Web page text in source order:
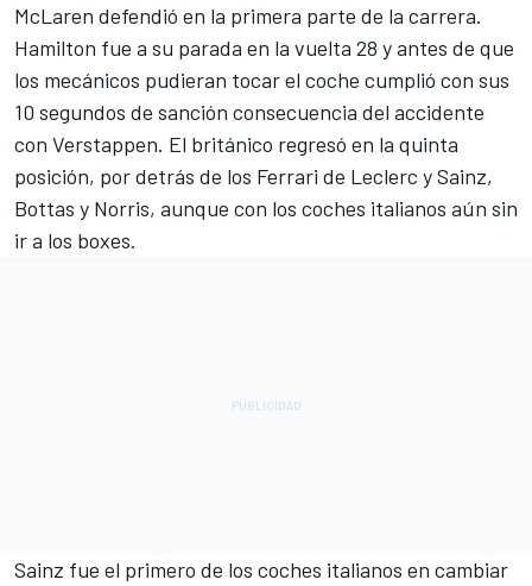
McLaren defendió en la primera parte de la carrera.
Hamilton fue a su parada en la vuelta 28 y antes de que
los mecánicos pudieran tocar el coche cumplió con sus
10 segundos de sanción consecuencia del accidente
con Verstappen. El británico regresó en la quinta
posición, por detrás de los Ferrari de Leclerc y Sainz,
Bottas y Norris, aunque con los coches italianos aún sin
ir a los boxes.
Sainz fue el primero de los coches italianos en cambiar